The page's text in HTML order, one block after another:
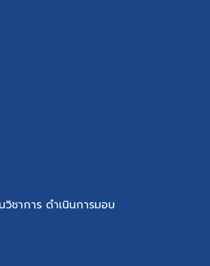
ชาการ ดำเนินการมอบ